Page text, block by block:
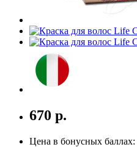
670 р.
Цена в бонусных баллах: